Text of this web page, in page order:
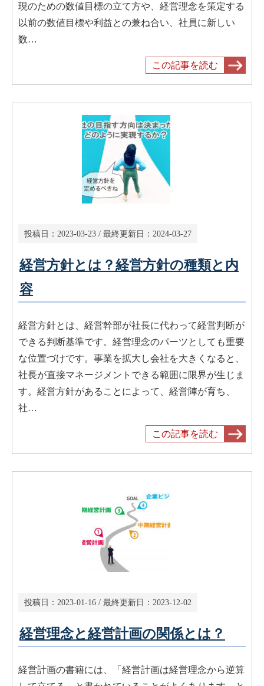
現のための数値目標の立て方や、経営理念を策定する
以前の数値目標や利益との兼ね合い、社員に新しい
数…
この記事を読む
投稿日： 2023-03-23 / 最終更新日： 2024-03-27
経営方針とは？経営方針の種類と内
容
経営方針とは、経営幹部が社長に代わって経営判断が
できる判断基準です。経営理念のパーツとしても重要
な位置づけです。事業を拡大し会社を大きくなると、
社長が直接マネージメントできる範囲に限界が生じま
す。経営方針があることによって、経営陣が育ち、
社…
この記事を読む
投稿日： 2023-01-16 / 最終更新日： 2023-12-02
経営理念と経営計画の関係とは？
経営計画の書籍には、「経営計画は経営理念から逆算